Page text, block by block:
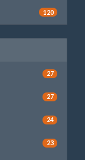
120
27
27
24
23